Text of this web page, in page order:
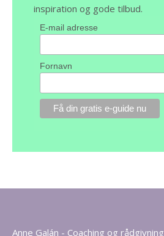
inspiration og gode tilbud.
E-mail adresse
Fornavn
Anne Galán - Coaching og rådgivning